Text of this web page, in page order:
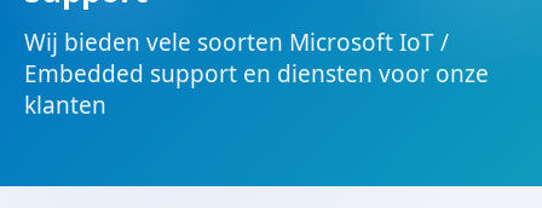
Wij bieden vele soorten Microsoft IoT /
Embedded support en diensten voor onze
klanten